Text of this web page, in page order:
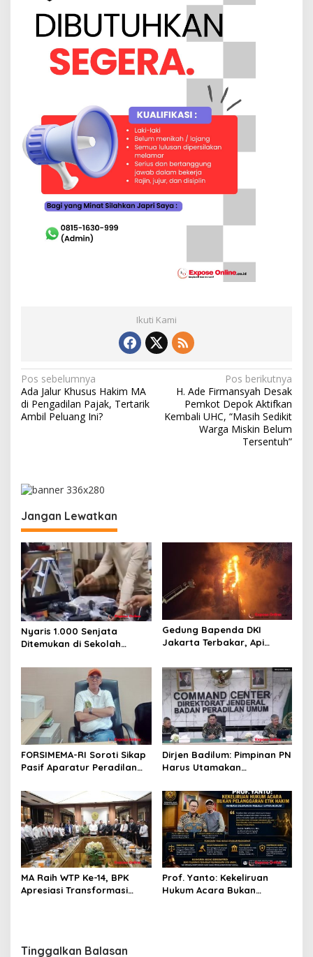
Ikuti Kami
N
a
v
a
s
i
p
o
s
Pos sebelumnya
Ada Jalur Khusus Hakim MA
di Pengadilan Pajak, Tertarik
Ambil Peluang Ini?
Pos berikutnya
H. Ade Firmansyah Desak
Pemkot Depok Aktifkan
Kembali UHC, “Masih Sedikit
Warga Miskin Belum
Tersentuh”
Jangan Lewatkan
Nyaris 1.000 Senjata
Ditemukan di Sekolah
Turun Tangan
Gedung Bapenda DKI
Jakarta Terbakar, Api
FORSIMEMA-RI Soroti Sikap
Pasif Aparatur Peradilan
Diri Hanya Memperburuk
Citra Lembaga
Dirjen Badilum: Pimpinan PN
Harus Utamakan
Pribadi
MA Raih WTP Ke-14, BPK
Apresiasi Transformasi
Prof. Yanto: Kekeliruan
Hukum Acara Bukan
Tinggalkan Balasan